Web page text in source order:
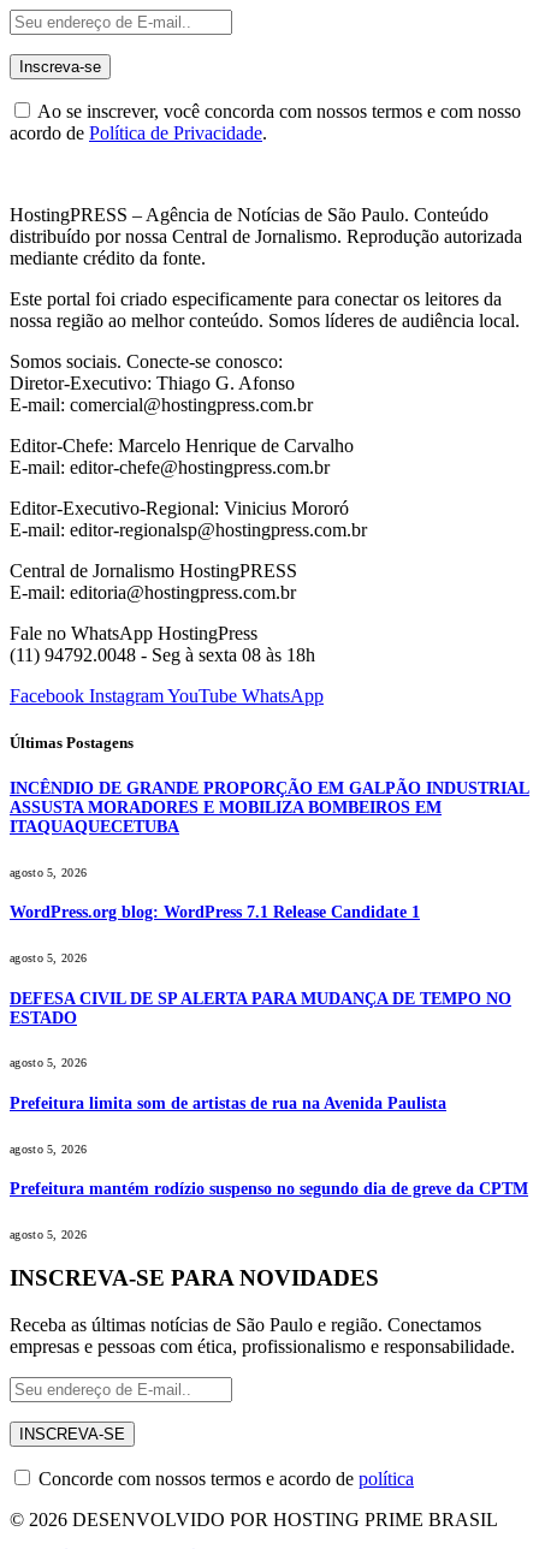
Ao se inscrever, você concorda com nossos termos e com nosso
acordo de Política de Privacidade.
HostingPRESS – Agência de Notícias de São Paulo. Conteúdo
distribuído por nossa Central de Jornalismo. Reprodução autorizada
mediante crédito da fonte.
Este portal foi criado especificamente para conectar os leitores da
nossa região ao melhor conteúdo. Somos líderes de audiência local.
Somos sociais. Conecte-se conosco:
Diretor-Executivo: Thiago G. Afonso
E-mail: comercial@hostingpress.com.br
Editor-Chefe: Marcelo Henrique de Carvalho
E-mail: editor-chefe@hostingpress.com.br
Editor-Executivo-Regional: Vinicius Mororó
E-mail: editor-regionalsp@hostingpress.com.br
Central de Jornalismo HostingPRESS
E-mail: editoria@hostingpress.com.br
Fale no WhatsApp HostingPress
(11) 94792.0048 - Seg à sexta 08 às 18h
Facebook InstagramYouTube WhatsApp
Últimas Postagens
INCÊNDIO DE GRANDE PROPORÇÃO EM GALPÃO INDUSTRIAL
ASSUSTA MORADORES E MOBILIZA BOMBEIROS EM
ITAQUAQUECETUBA
agosto 5, 2026
WordPress.org blog: WordPress 7.1 Release Candidate 1
agosto 5, 2026
DEFESA CIVIL DE SP ALERTA PARA MUDANÇA DE TEMPO NO
ESTADO
agosto 5, 2026
Prefeitura limita som de artistas de rua na Avenida Paulista
agosto 5, 2026
Prefeitura mantém rodízio suspenso no segundo dia de greve da CPTM
agosto 5, 2026
INSCREVA-SE PARA NOVIDADES
Receba as últimas notícias de São Paulo e região. Conectamos
empresas e pessoas com ética, profissionalismo e responsabilidade.
Concorde com nossos termos e acordo de política
© 2026 DESENVOLVIDO POR HOSTING PRIME BRASIL